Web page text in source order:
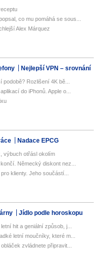
co mu pomáhá se sous...
Alex Márquez
Nejlepší VPN – srovnání
Rozlišení 4K bě...
do iPhonů. Apple o...
Nadace EPCG
výbuch otřásl okolím
Německý diskont nez...
klienty. Jeho součástí...
Jídlo podle horoskopu
hit a geniální způsob, j...
letní moučníky, které m...
zvládnete připravit...